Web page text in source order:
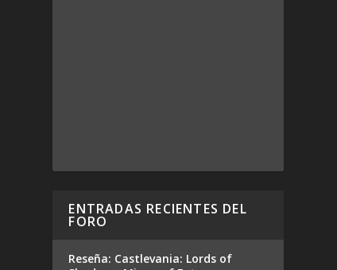
ENTRADAS RECIENTES DEL
FORO
Reseña: Castlevania: Lords of